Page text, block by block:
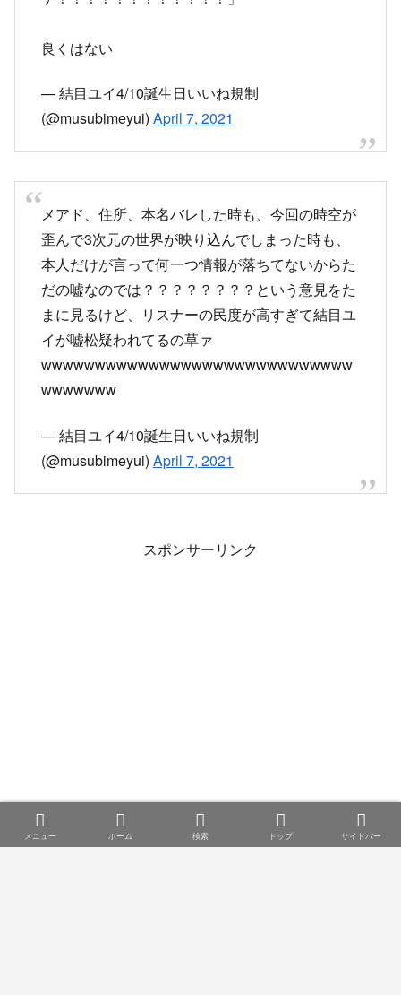
だの嘘なのでは？？？？？？？？という意見をた
まに見るけど、リスナーの民度が高すぎて結目ユ
イが嘘松疑われてるの草ァ
wwwwwwwwwwwwwwwwwwwwwwwwwwwww
wwwwwww
— 結目ユイ4/10誕生日いいね規制
(@musubimeyui)April 7, 2021
スポンサーリンク
メニュー ホーム 検索 トップ サイドバー